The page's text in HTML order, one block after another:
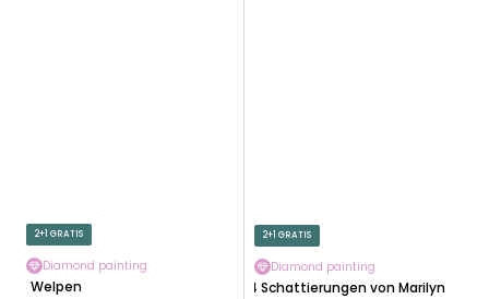
2+1 GRATIS
Diamond painting
3 Welpen
2+1 GRATIS
Diamond painting
4 Schattierungen von Marilyn